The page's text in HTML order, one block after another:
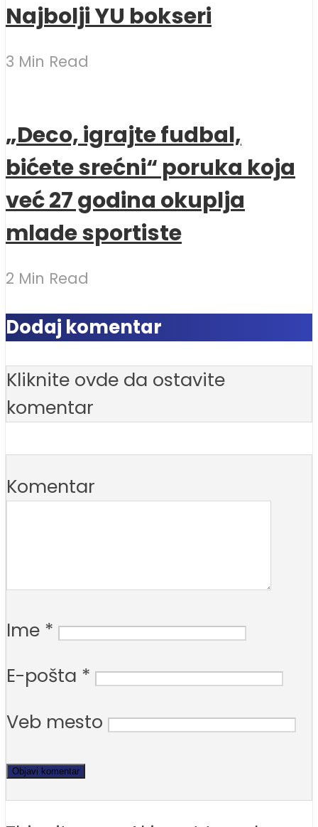
Najbolji YU bokseri
3 Min Read
„Deco, igrajte fudbal,
bićete srećni“ poruka koja
već 27 godina okuplja
mlade sportiste
2 Min Read
Dodaj komentar
Kliknite ovde da ostavite
komentar
Komentar
Ime *
E-pošta *
Veb mesto